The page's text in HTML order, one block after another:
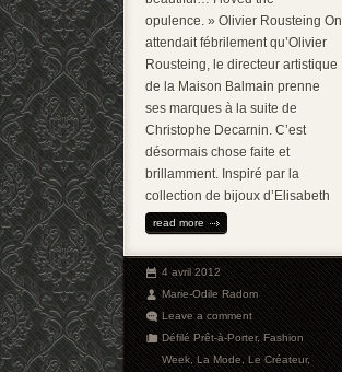
opulence. » Olivier Rousteing On
attendait fébrilement qu’Olivier
Rousteing, le directeur artistique
de la Maison Balmain prenne
ses marques à la suite de
Christophe Decarnin. C’est
désormais chose faite et
brillamment. Inspiré par la
collection de bijoux d’Elisabeth
read more
4 avril 2012
Marie-Odile Radom
Leave a comment
Défilé Prêt-à-Porter,Fashion
Week,La Mode,Le Créateur,